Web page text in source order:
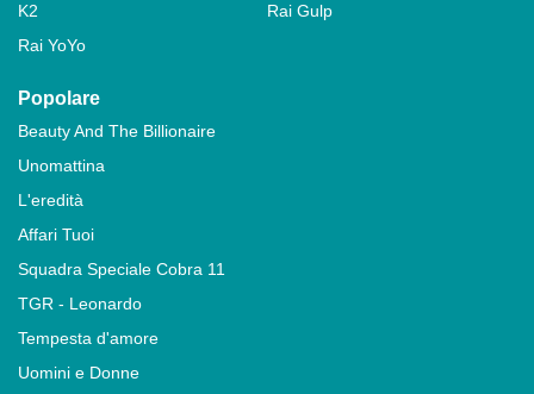
K2
Rai Gulp
Rai YoYo
Popolare
Beauty And The Billionaire
Unomattina
L'eredità
Affari Tuoi
Squadra Speciale Cobra 11
TGR - Leonardo
Tempesta d'amore
Uomini e Donne